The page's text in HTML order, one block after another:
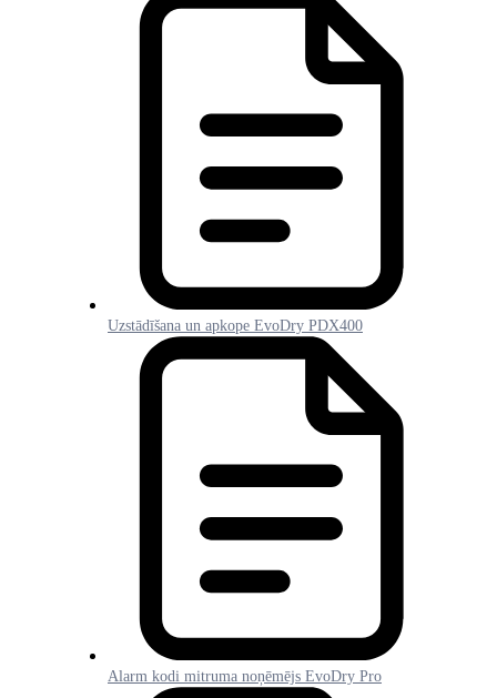
Uzstādīšana un apkope EvoDry PDX400
Alarm kodi mitruma noņēmējs EvoDry Pro